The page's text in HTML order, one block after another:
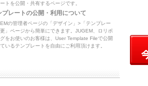
トを公開・共有するページです。
プレートの公開・利用について
の管理者ページの「デザイン」>「テンプレー
更」ページから簡単にできます。JUGEM、ロリポ
をお使いのお客様は、User Template Fileで公開
いるテンプレートを自由にご利用頂けます。